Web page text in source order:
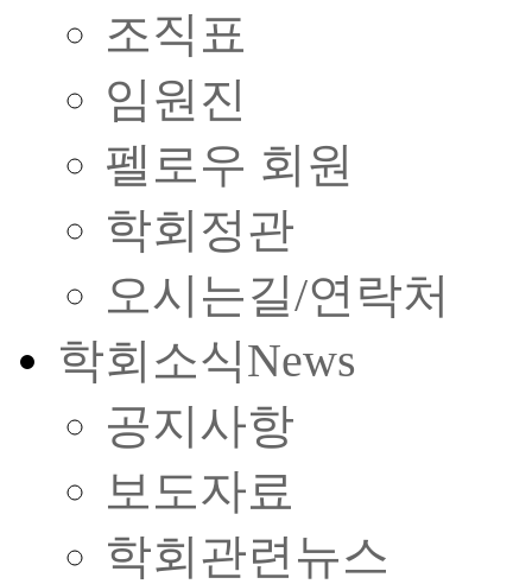
조직표
임원진
펠로우 회원
학회정관
오시는길/연락처
학회소식News
공지사항
보도자료
학회관련뉴스